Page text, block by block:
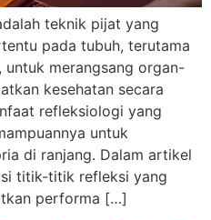
teknik pijat yang
pada tubuh, terutama
merangsang organ-
kesehatan secara
refleksiologi yang
untuk
di ranjang. Dalam artikel
titik-titik refleksi yang
performa […]